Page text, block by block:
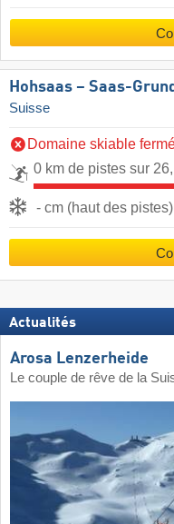
Hohsaas – Saas-Grund
Suisse
Domaine skiable
0 km de pistes sur
- cm (haut des pistes)
Actualités
Arosa Lenzerheide
Le couple de rêve de la